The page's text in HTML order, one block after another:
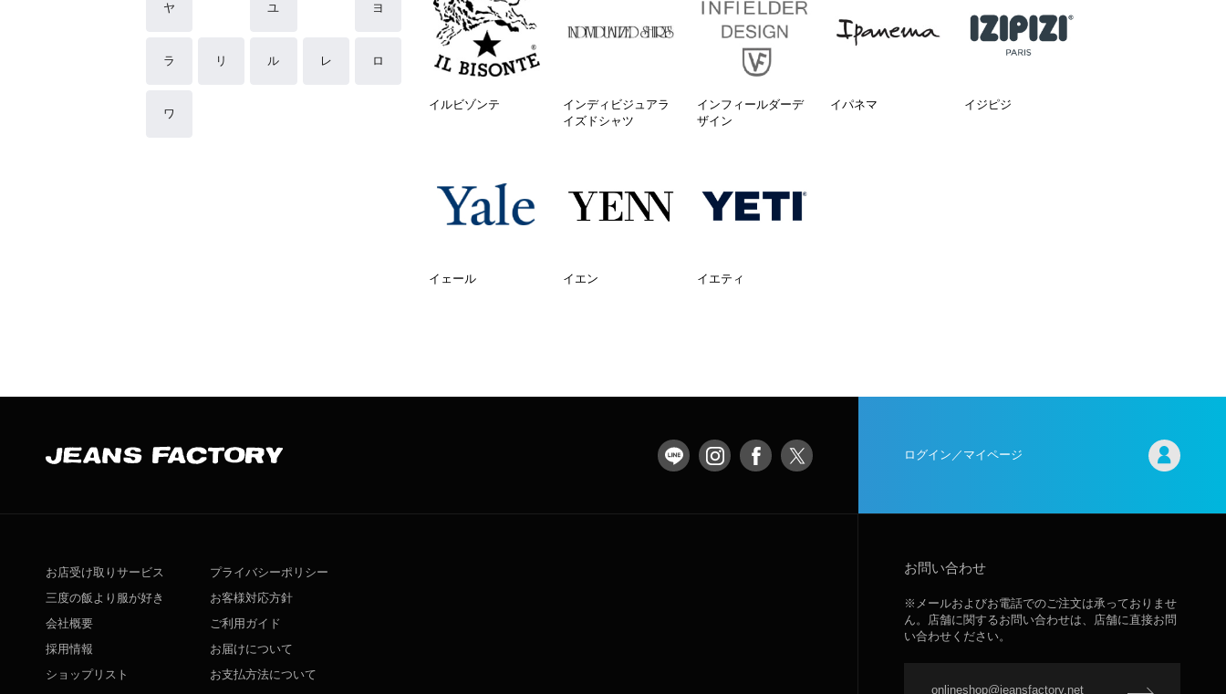
ヤ ユ ヨ
ラ リ ル レ ロ
ワ
イルビゾンテ
インディビジュアラ
イズドシャツ
インフィールダーデ
ザイン
イパネマ イジピジ
イェール イエン イエティ
ログイン／マイページ
お店受け取りサービス
三度の飯より服が好き
会社概要
採用情報
ショップリスト
プライバシーポリシー
お客様対応方針
ご利用ガイド
お届けについて
お支払方法について
お問い合わせ
※メールおよびお電話でのご注文は承っておりませ
ん。店舗に関するお問い合わせは、店舗に直接お問
い合わせください。
onlineshop@jeansfactory.net